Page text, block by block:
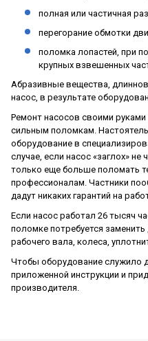
полная или частичная
перегорание обмотки
поломка лопастей, при
крупных взвешенных
Абразивные вещества,
насос, в результате
Ремонт насосов своими
сильным поломкам.
оборудование в
случае, если насос «заглох»
только еще больше поломать
профессионалам. Частники
дадут никаких гарантий на
Если насос работал 26 тысяч
поломке потребуется
рабочего вала, колеса,
Чтобы оборудование служило
приложенной инструкции и
производителя.